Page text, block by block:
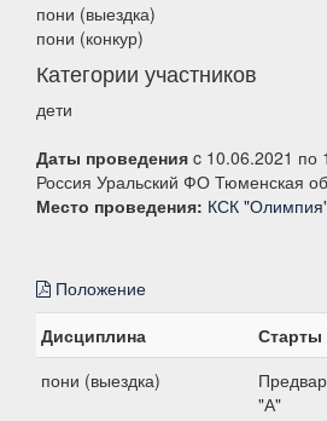
пони (выездка)
пони (конкур)
Категории участников
дети
Даты проведения c 10.06.2021 по
Россия Уральский ФО Тюменская
Место проведения: КСК
Положение
Дисциплина
Старты
пони (выездка)
"А"